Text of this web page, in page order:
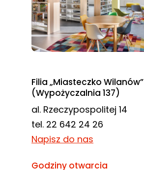
Filia „Miasteczko Wilanów”
(Wypożyczalnia 137)
al. Rzeczypospolitej 14
tel. 22 642 24 26
Napisz do nas
Godziny otwarcia